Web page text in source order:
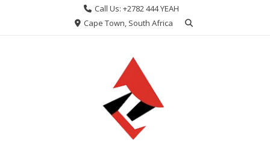
Call Us: +2782 444 YEAH
Cape Town, South Africa